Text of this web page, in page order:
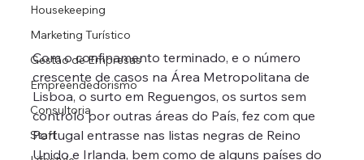
Housekeeping
Marketing Turístico
Gestão de Empresas
Empreendedorismo
Consultoria
Staff
Com o confinamento terminado, e o número
crescente de casos na Área Metropolitana de
Lisboa, o surto em Reguengos, os surtos sem
controlo por outras áreas do País, fez com que
Portugal entrasse nas listas negras de Reino
Unido e Irlanda, bem como de alguns países do